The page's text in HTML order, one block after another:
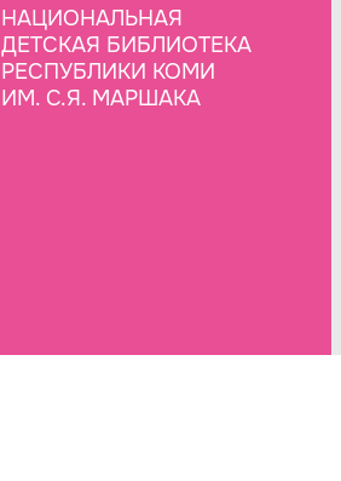
НАЦИОНАЛЬНАЯ
ДЕТСКАЯ БИБЛИОТЕКА
РЕСПУБЛИКИ КОМИ
ИМ. С.Я. МАРШАКА